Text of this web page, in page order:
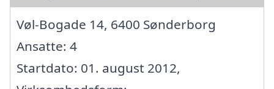
Vøl-Bogade 14, 6400 Sønderborg
Ansatte: 4
Startdato: 01. august 2012,